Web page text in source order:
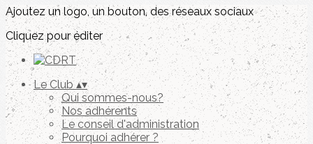
Ajoutez un logo, un bouton, des réseaux sociaux
Cliquez pour éditer
Le Club▴▾
Qui sommes-nous?
Nos adhérents
Le conseil d'administration
Pourquoi adhérer ?